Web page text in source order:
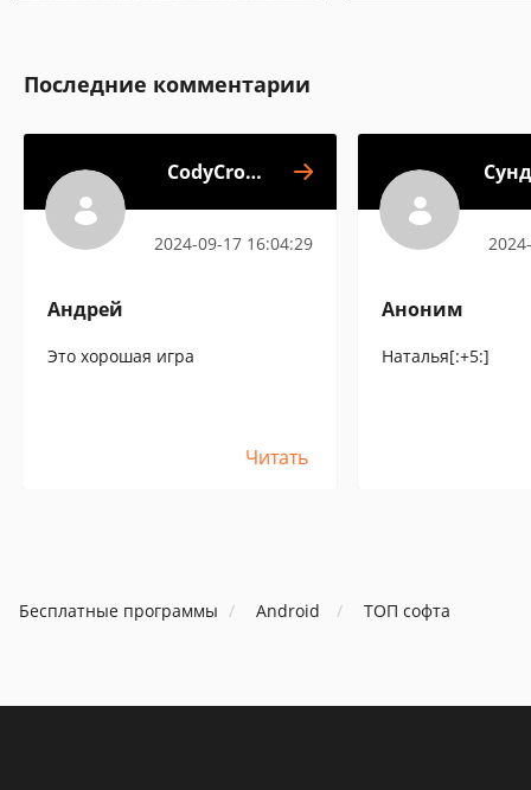
Последние комментарии
CodyCross:
2024-09-17 16:04:29
Андрей
Это хорошая игра
Читать
Аноним
Наталья[:+5:]
Бесплатные программы Android ТОП софта